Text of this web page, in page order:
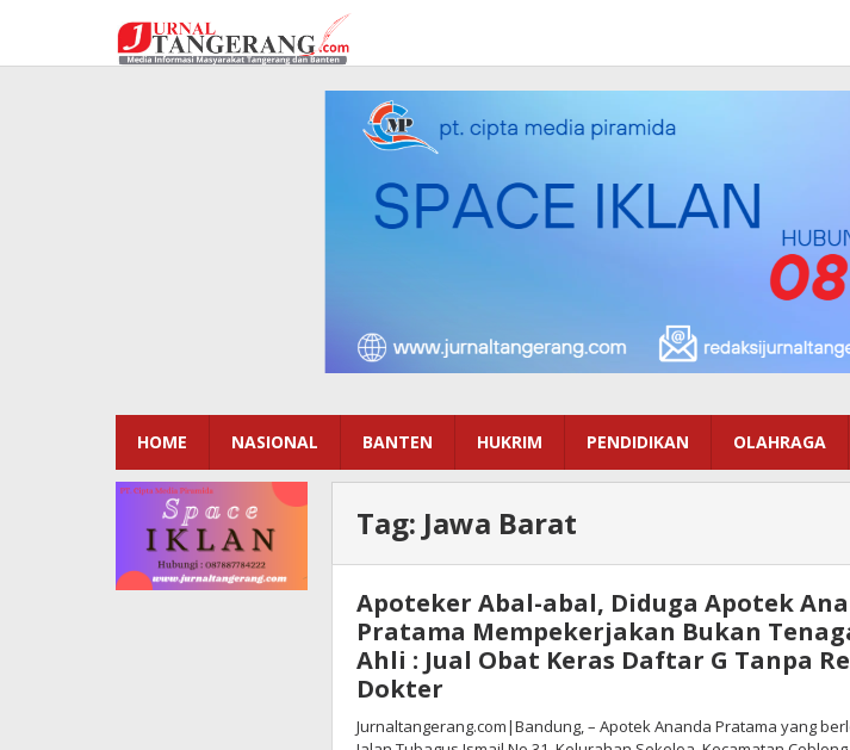
konten
HOME NASIONAL BANTEN HUKRIM PENDIDIKAN OLAHRAGA
Tag: Jawa Barat
Apoteker Abal-abal, Diduga Apotek
Pratama Mempekerjakan Bukan
Ahli : Jual Obat Keras Daftar G Tanpa
Dokter
Jurnaltangerang.com|Bandung, – Apotek Ananda Pratama yang